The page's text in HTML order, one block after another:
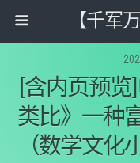
【千军
[含内页预
类比》一种
（数学文